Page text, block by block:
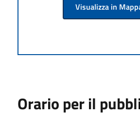
Visualizza in
Orario per il